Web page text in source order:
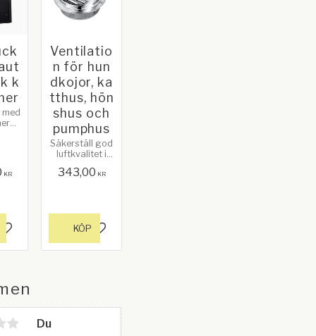
Du
k
ge
KR
Lägg till i favoriter
Ventilatio
n för hun
dkojor, ka
tthus, hön
shus och
pumphus
Säkerställ god
luftkvalitet i
katthus,
högkvalitativa
ning.
343,00 KR
Lägg till i favoriter
KÖP